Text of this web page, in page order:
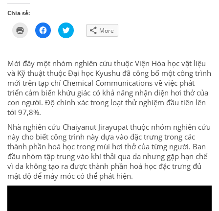
Chia sẻ:
Click
window)
Click
to
share
in
new
window)
Click
to
in
new
window)
More
Mới đây một nhóm nghiên cứu thuộc Viện Hóa học vật liệu
và Kỹ thuật thuộc Đại học Kyushu đã công bố một công trình
mới trên tạp chí Chemical Communications về việc phát
triển cảm biến khứu giác có khả năng nhận diện hơi thở của
con người. Độ chính xác trong loạt thử nghiệm đầu tiên lên
tới 97,8%.
Nhà nghiên cứu Chaiyanut Jirayupat thuộc nhóm nghiên cứu
này cho biết công trình này dựa vào đặc trưng trong các
thành phần hoá học trong mùi hơi thở của từng người. Ban
đầu nhóm tập trung vào khí thải qua da nhưng gặp hạn chế
vì da không tạo ra được thành phần hoá học đặc trưng đủ
mật độ để máy móc có thể phát hiện.